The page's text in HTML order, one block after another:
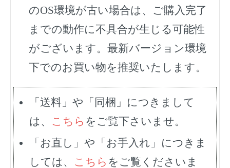
のOS環境が古い場合は、ご購入完了
までの動作に不具合が生じる可能性
がございます。最新バージョン環境
下でのお買い物を推奨いたします。
「送料」や「同梱」につきまして
は、 こちら をご覧下さいませ。
「お直し」や「お手入れ」につきま
しては、 こちら をご覧くださいま